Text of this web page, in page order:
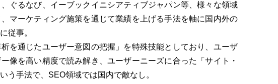
ぐるなび、イーブックイニシアティブジャパン等、様々な領域
マーケティング施策を通じて業績を上げる手法を軸に国内外の
従事。
を通じたユーザー意図の把握」を特殊技能としており、ユーザ
像を高い精度で読み解き、ユーザーニーズに合った「サイト・
う手法で、SEO領域では国内で敵なし。